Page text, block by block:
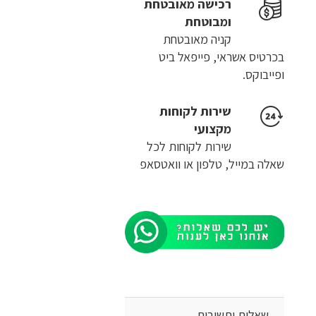
רכישה​ ​מאובטחת
ומבוטחת
קניה מאובטחת
בכרטיס אשראי, פייפאל ביט
ופייבוקס.
שירות לקוחות
מקצועי
שירות לקוחות לכל
שאלה במייל, טלפון או וואטסאפ